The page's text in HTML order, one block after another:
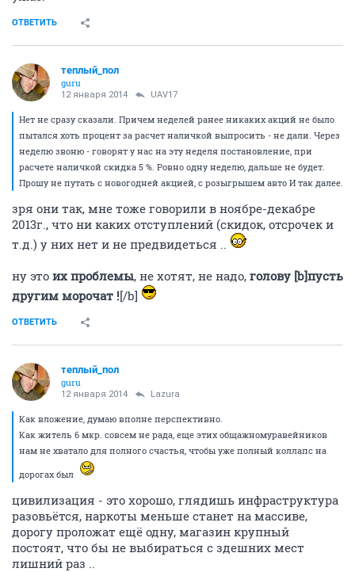
ОТВЕТИТЬ
теплый_пол
guru
12 января 2014 UAV17
Нет не сразу сказали. Причем неделей ранее никаких акций не было
пытался хоть процент за расчет наличкой выпросить - не дали. Через
неделю звоню - говорят у нас на эту неделя постановление, при
расчете наличкой скидка 5 %. Ровно одну неделю, дальше не будет.
Прошу не путать с новогодней акцией, с розыгрышем авто И так далее.
зря они так, мне тоже говорили в ноябре-декабре
2013г., что ни каких отступлений (скидок, отсрочек и
т.д.) у них нет и не предвидеться ..
ну это их проблемы, не хотят, не надо, голову [b]пусть
другим морочат ![/b]
ОТВЕТИТЬ
теплый_пол
guru
12 января 2014 Lazura
Как вложение, думаю вполне перспективно.
Как житель 6 мкр. совсем не рада, еще этих общажномуравейников
нам не хватало для полного счастья, чтобы уже полный коллапс на
дорогах был
цивилизация - это хорошо, глядишь инфраструктура
разовьётся, наркоты меньше станет на массиве,
дорогу проложат ещё одну, магазин крупный
постоят, что бы не выбираться с здешних мест
лишний раз ..